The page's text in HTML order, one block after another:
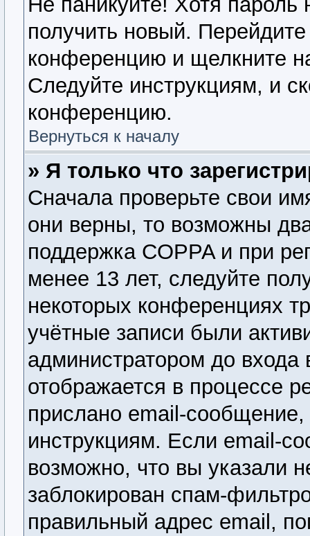
получить новый.
конференцию и щелкните
Следуйте инструкциям, и
конференцию.
Вернуться к началу
» Я только что
Сначала проверьте свои
они верны, то возможны
поддержка COPPA и при
менее 13 лет, следуйте
некоторых конференциях
учётные записи были
администратором до
отображается в процессе
прислано email-
инструкциям. Если email-
возможно, что вы указали
заблокирован спам-
правильный адрес email,